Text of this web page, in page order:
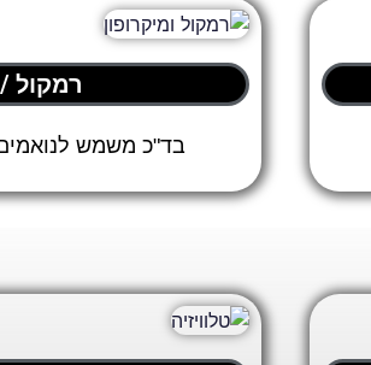
רמקול
בד"כ משמש לנואמים